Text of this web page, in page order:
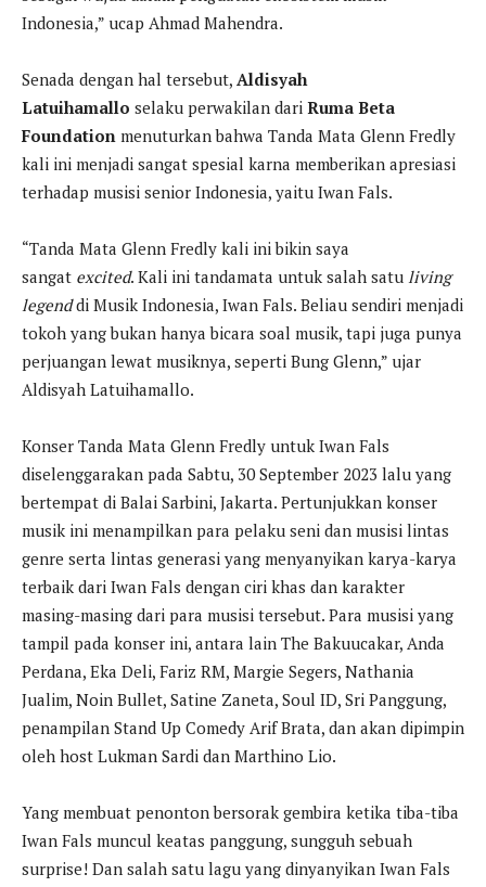
Indonesia,” ucap Ahmad Mahendra.
Senada dengan hal tersebut, Aldisyah
Latuihamallo selaku perwakilan dari Ruma Beta
Foundation menuturkan bahwa Tanda Mata Glenn Fredly
kali ini menjadi sangat spesial karna memberikan apresiasi
terhadap musisi senior Indonesia, yaitu Iwan Fals.
“Tanda Mata Glenn Fredly kali ini bikin saya
sangat excited. Kali ini tandamata untuk salah satu living
legenddi Musik Indonesia, Iwan Fals. Beliau sendiri menjadi
tokoh yang bukan hanya bicara soal musik, tapi juga punya
perjuangan lewat musiknya, seperti Bung Glenn,” ujar
Aldisyah Latuihamallo.
Konser Tanda Mata Glenn Fredly untuk Iwan Fals
diselenggarakan pada Sabtu, 30 September 2023 lalu yang
bertempat di Balai Sarbini, Jakarta. Pertunjukkan konser
musik ini menampilkan para pelaku seni dan musisi lintas
genre serta lintas generasi yang menyanyikan karya-karya
terbaik dari Iwan Fals dengan ciri khas dan karakter
masing-masing dari para musisi tersebut. Para musisi yang
tampil pada konser ini, antara lain The Bakuucakar, Anda
Perdana, Eka Deli, Fariz RM, Margie Segers, Nathania
Jualim, Noin Bullet, Satine Zaneta, Soul ID, Sri Panggung,
penampilan Stand Up Comedy Arif Brata, dan akan dipimpin
oleh host Lukman Sardi dan Marthino Lio.
Yang membuat penonton bersorak gembira ketika tiba-tiba
Iwan Fals muncul keatas panggung, sungguh sebuah
surprise! Dan salah satu lagu yang dinyanyikan Iwan Fals